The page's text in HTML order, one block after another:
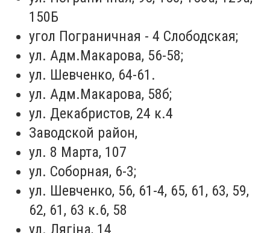
150Б
угол Пограничная - 4 Слободская;
ул. Адм.Макарова, 56-58;
ул. Шевченко, 64-61.
ул. Адм.Макарова, 58б;
ул. Декабристов, 24 к.4
Заводской район,
ул. 8 Марта, 107
ул. Соборная, 6-3;
ул. Шевченко, 56, 61-4, 65, 61, 63, 59,
62, 61, 63 к.6, 58
ул. Лягiна, 14